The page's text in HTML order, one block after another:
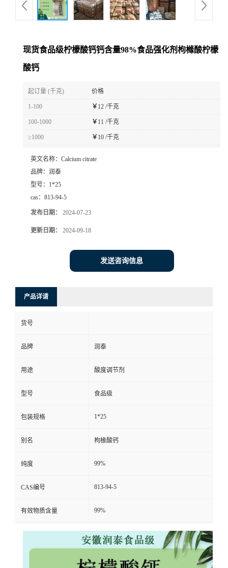
现货食品级柠檬酸钙钙含量98%食品强化剂枸橼酸柠檬
酸钙
起订量 (千克) 价格
1-100 ￥ 12 /千克
100-1000 ￥ 11 /千克
≥1000 ￥ 10 /千克
英文名称： Calcium citrate
品牌： 润泰
型号： 1*25
cas： 813-94-5
发布日期： 2024-07-23
更新日期： 2024-09-18
发送咨询信息
产品详请
货号
品牌 润泰
用途 酸度调节剂
型号 食品级
包装规格 1*25
别名 枸椽酸钙
纯度 99%
CAS编号 813-94-5
有效物质含量 99%